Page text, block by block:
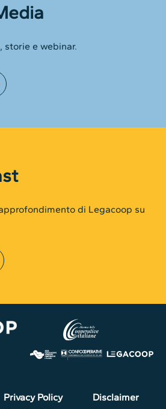
storie e webinar.
di Legacoop su
Privacy Policy
Disclaimer